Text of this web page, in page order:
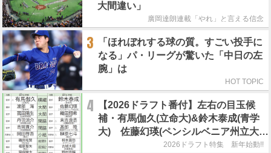
大間違い」
廣岡達朗連載「やれ」と言える信念
3
「ほれぼれする球の質。すごい投手に
なる」パ・リーグが驚いた「中日の左
腕」は
HOT TOPIC
4
【2026ドラフト番付】左右の目玉候
補・有馬伽久(立命大)&鈴木泰成(青学
大) 佐藤幻瑛(ペンシルベニア州立大)
の強行指名はあるのか？2026ドラフト特集 新年始動!!